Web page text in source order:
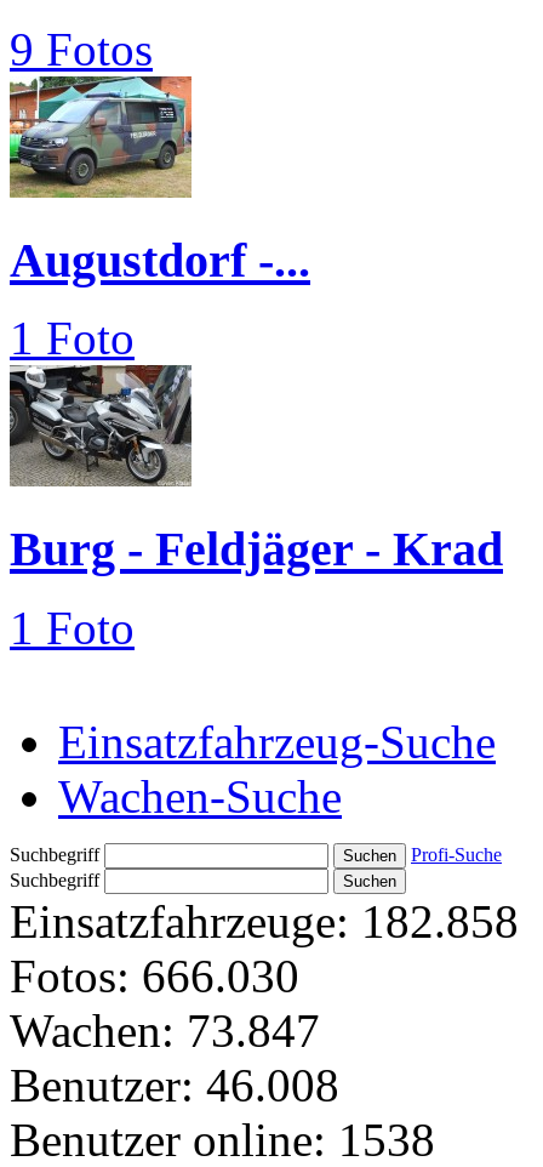
9 Fotos
Augustdorf -...
1 Foto
Burg - Feldjäger - Krad
1 Foto
Einsatzfahrzeug-Suche
Wachen-Suche
Suchbegriff
Profi-Suche
Suchbegriff
Einsatzfahrzeuge: 182.858
Fotos: 666.030
Wachen: 73.847
Benutzer: 46.008
Benutzer online: 1538